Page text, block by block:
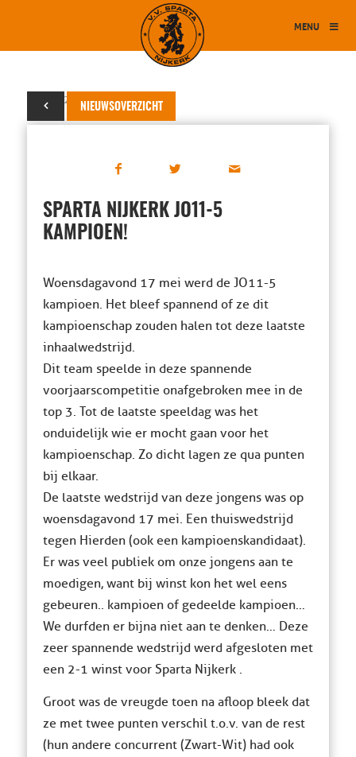
MENU
NIEUWSOVERZICHT
30 mei 2017
SPARTA NIJKERK JO11-5
KAMPIOEN!
Woensdagavond 17 mei werd de JO11-5
kampioen. Het bleef spannend of ze dit
kampioenschap zouden halen tot deze laatste
inhaalwedstrijd.
Dit team speelde in deze spannende
voorjaarscompetitie onafgebroken mee in de
top 3. Tot de laatste speeldag was het
onduidelijk wie er mocht gaan voor het
kampioenschap. Zo dicht lagen ze qua punten
bij elkaar.
De laatste wedstrijd van deze jongens was op
woensdagavond 17 mei. Een thuiswedstrijd
tegen Hierden (ook een kampioenskandidaat).
Er was veel publiek om onze jongens aan te
moedigen, want bij winst kon het wel eens
gebeuren.. kampioen of gedeelde kampioen…
We durfden er bijna niet aan te denken… Deze
zeer spannende wedstrijd werd afgesloten met
een 2-1 winst voor Sparta Nijkerk .
Groot was de vreugde toen na afloop bleek dat
ze met twee punten verschil t.o.v. van de rest
(hun andere concurrent (Zwart-Wit) had ook